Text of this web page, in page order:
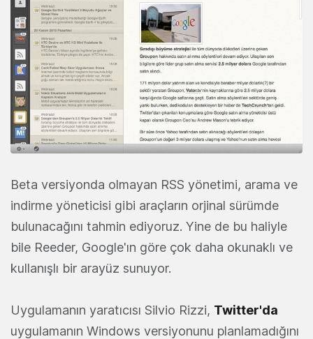
Beta versiyonda olmayan RSS yönetimi, arama ve
indirme yöneticisi gibi araçların orjinal sürümde
bulunacağını tahmin ediyoruz. Yine de bu haliyle
bile Reeder, Google'ın göre çok daha okunaklı ve
kullanışlı bir arayüz sunuyor.
Uygulamanın yaratıcısı Silvio Rizzi, Twitter'da
uygulamanın Windows versiyonunu planlamadığını